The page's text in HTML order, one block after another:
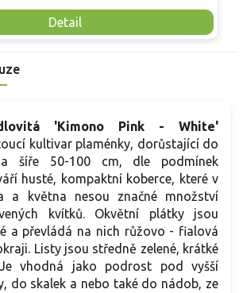
Detail
−25 °C a spolehlivá vitalita z něj dělají
každého pěstitele.
'Kimono Pink - White'
kultivar plaménky, dorůstající do
šíře 50-100 cm, dle podmínek
husté, kompaktní koberce, které v
a května nesou značné množství
kvítků. Okvětní plátky jsou
a převládá na nich růžovo - fialová
Listy jsou středně zelené, krátké
Je vhodná jako podrost pod vyšší
do skalek a nebo také do nádob, ze